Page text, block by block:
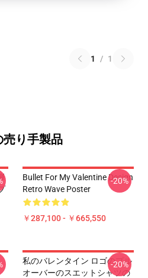
1 / 1
売り手製品
Bullet For My Valentine Design
Retro Wave Poster
￥287,100 - ￥665,550
-20%
私のバレンタイン ロゴのプル
オーバーのスエットシャツの
-20%